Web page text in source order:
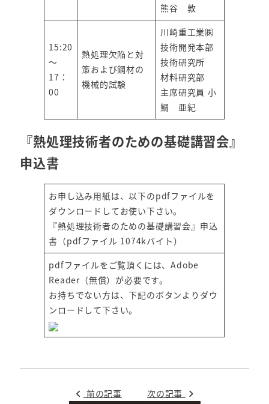
熊谷 敦
15:20
～
17：
00
熱処理欠陥と対
策および鋼材の
機械的試験
川崎重工業㈱
技術開発本部
技術研究所
材料研究部
主席研究員 小
鯛 亜紀
『熱処理技術者のための基礎講習会』
申込書
お申し込み用紙は、以下のpdfファイルを
ダウンロードしてお使い下さい。
『熱処理技術者のための基礎講習会』申込
書（pdfファイル 1074kバイト）
pdfファイルをご覧頂くには、Adobe
Reader（無償）が必要です。
お持ちでない方は、下記のボタンよりダウ
ンロードして下さい。
前の記事 次の記事